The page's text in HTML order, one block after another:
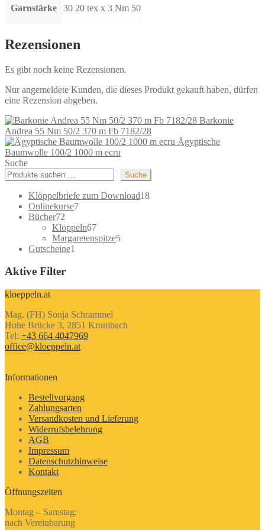
Garnstärke 30 20 tex x 3 Nm 50
Rezensionen
Es gibt noch keine Rezensionen.
Nur angemeldete Kunden, die dieses Produkt gekauft haben, dürfen
eine Rezension abgeben.
Barkonie
Andrea 55 Nm 50/2 370 m Fb 7182/28
Ägyptische
Baumwolle 100/2 1000 m ecru
Suche
Suche
Klöppelbriefe zum Download1818
Onlinekurse77
Bücher72
Produkte
Klöppeln6767
Produkte
Margaretenspitze55
Gutscheine1
Aktive Filter
kloeppeln.at
Mag. (FH) Sonja Schrammel
Hohe Brücke 3, 2851 Krumbach
Tel: +43 664 4047969
office@kloeppeln.at
Informationen
Bestellvorgang
Zahlungsarten
Versandkosten und Lieferung
Widerrufsbelehrung
AGB
Impressum
Datenschutzhinweise
Kontakt
Öffnungszeiten
Montag – Samstag:
nach Vereinbarung